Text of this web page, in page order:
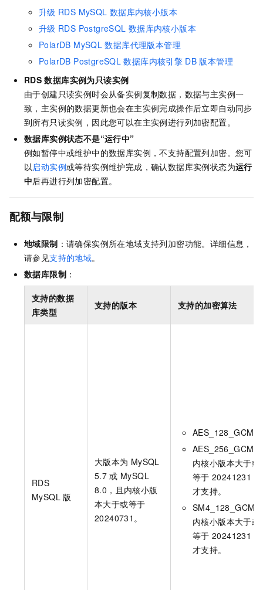
升级 RDS MySQL 数据库内核小版本
升级 RDS PostgreSQL 数据库内核小版本
PolarDB MySQL 数据库代理版本管理
PolarDB PostgreSQL 数据库内核引擎 DB 版本管理
RDS 数据库实例为只读实例
由于创建只读实例时会从备实例复制数据，数据与主实例一
致，主实例的数据更新也会在主实例完成操作后立即自动同步
到所有只读实例，因此您可以在主实例进行列加密配置。
数据库实例状态不是“运行中”
例如暂停中或维护中的数据库实例，不支持配置列加密。您可
以启动实例或等待实例维护完成，确认数据库实例状态为运行
中后再进行列加密配置。
配额与限制
地域限制 ：请确保实例所在地域支持列加密功能。详细信息，
请参见支持的地域。
数据库限制 ：
支持的数据
库类型
支持的版本 支持的加密算法
RDS
MySQL 版
大版本为 MySQL
5.7 或 MySQL
8.0，且内核小版
本大于或等于
20240731。
AES_128_GCM。
AES_256_GCM：
内核小版本大于或
等于 20241231
才支持。
SM4_128_GCM：
内核小版本大于或
等于 20241231
才支持。